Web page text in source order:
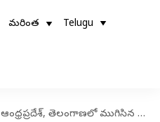
మరింత Telugu
ఆంధ్రప్రదేశ్, తెలంగాణలో ముగిసిన ఎమ్మెల్సీ ఎన్నికల పోలింగ్; 16వ తేదీన ఫలితాలు